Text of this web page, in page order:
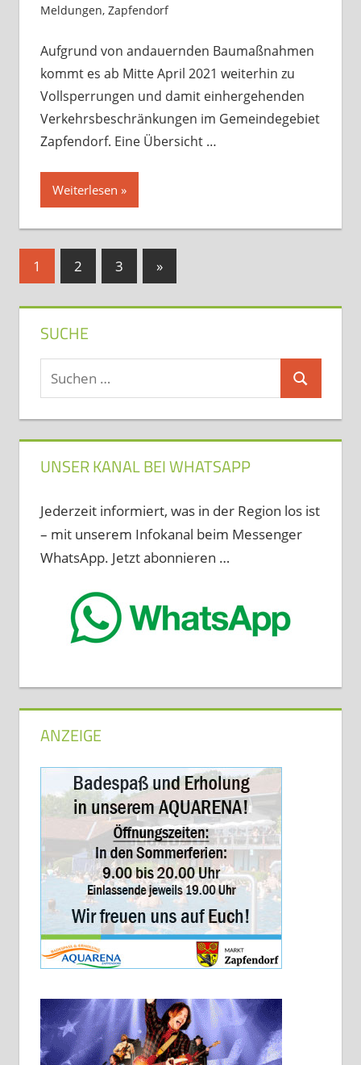
Meldungen, Zapfendorf
Aufgrund von andauernden Baumaßnahmen
kommt es ab Mitte April 2021 weiterhin zu
Vollsperrungen und damit einhergehenden
Verkehrsbeschränkungen im Gemeindegebiet
Zapfendorf. Eine Übersicht …
Weiterlesen
Seitennummerierung
Beiträge
1 2 3
Nächste
Beiträge
»
SUCHE
Suchen
nach:
Suchen
UNSER KANAL BEI WHATSAPP
Jederzeit informiert, was in der Region los ist
– mit unserem Infokanal beim Messenger
WhatsApp. Jetzt abonnieren …
ANZEIGE